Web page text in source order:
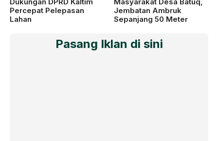
Percepat Pelepasan
Lahan
Jembatan Ambruk
Sepanjang 50 Meter
Pasang Iklan di sini